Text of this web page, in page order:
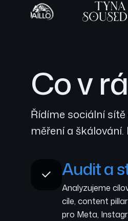
Co v
Řídíme sociální
měření a
Audit a
Analyzujeme
cíle, content
pro Meta,